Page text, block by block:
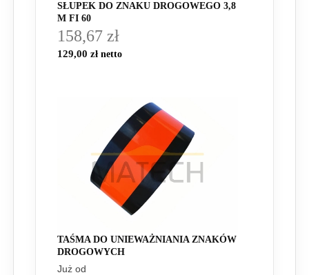
SŁUPEK DO ZNAKU DROGOWEGO 3,8
M FI 60
158,67 zł
129,00 zł
TAŚMA DO UNIEWAŻNIANIA ZNAKÓW
DROGOWYCH
Już od